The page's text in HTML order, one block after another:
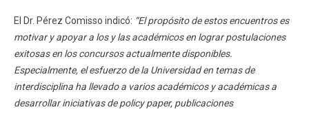
El Dr. Pérez Comisso indicó: “El propósito de estos encuentros es
motivar y apoyar a los y las académicos en lograr postulaciones
exitosas en los concursos actualmente disponibles.
Especialmente, el esfuerzo de la Universidad en temas de
interdisciplina ha llevado a varios académicos y académicas a
desarrollar iniciativas de policy paper, publicaciones